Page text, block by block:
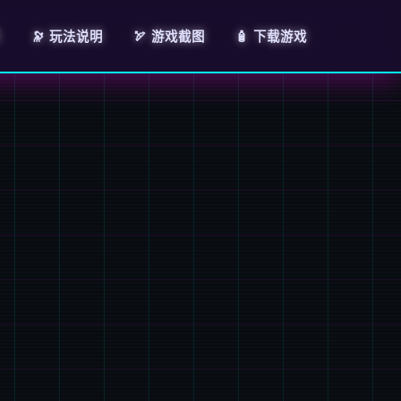
🔭 玩法说明 🏹 游戏截图 🧴 下载游戏